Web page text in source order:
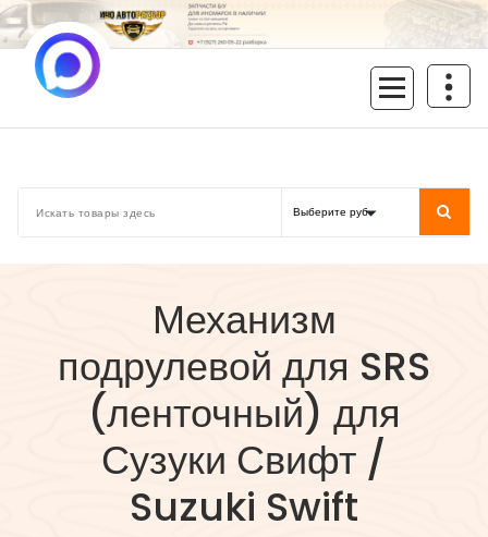
Перейти
к
содержимому
Механизм
подрулевой для SRS
(ленточный) для
Сузуки Свифт /
Suzuki Swift